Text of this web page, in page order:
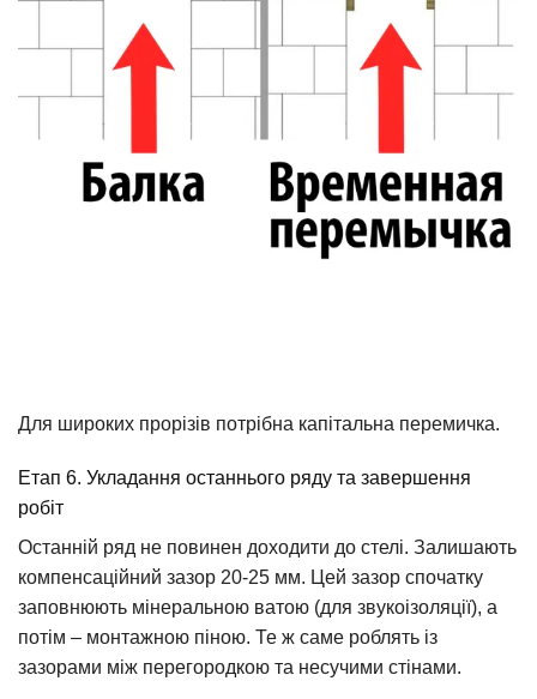
Для широких прорізів потрібна капітальна перемичка.
Етап 6. Укладання останнього ряду та завершення
робіт
Останній ряд не повинен доходити до стелі. Залишають
компенсаційний зазор 20-25 мм. Цей зазор спочатку
заповнюють мінеральною ватою (для звукоізоляції), а
потім – монтажною піною. Те ж саме роблять із
зазорами між перегородкою та несучими стінами.